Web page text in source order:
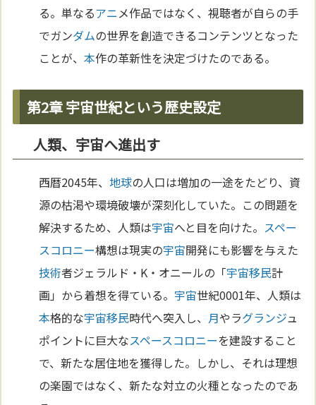
る。単なるアニメ作品ではなく、視聴者が自らの手
でガンダムの世界を創造できるコンテンツとなった
ことが、本作の革新性を決定づけたのである。
第2章 宇宙世紀という歴史設定
人類、宇宙へ進出す
西暦2045年、地球の人口は増加の一途をたどり、資
源の枯渇や環境破壊が深刻化していた。この問題を
解決するため、人類は宇宙へと目を向けた。 スペー
スコロニー構想は現実の宇宙開発にも影響を与えた
技術者ジェラルド・K・オニールの「宇宙移民計
画」から着想を得ている。 宇宙世紀0001年、人類は
本格的な宇宙移民時代へ突入し、 月やラグランジュ
ポイントに巨大なスペースコロニーを建設すること
で、新たな居住地を獲得した。しかし、それは理想
の楽園ではなく、新たな対立の火種となったのであ